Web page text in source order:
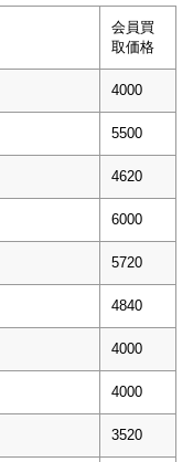
会員買
取価格
4000
5500
4620
6000
5720
4840
4000
4000
3520